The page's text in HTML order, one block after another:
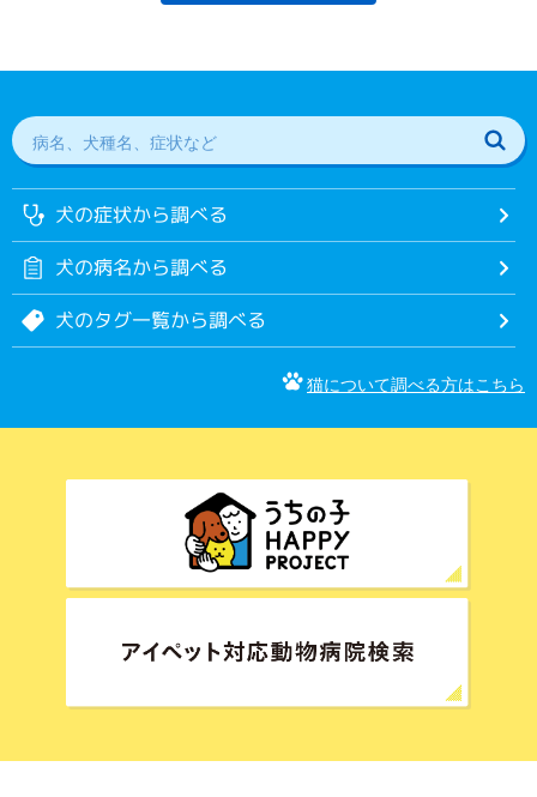
犬の症状から調べる
犬の病名から調べる
犬のタグ一覧から調べる
猫について調べる方はこちら